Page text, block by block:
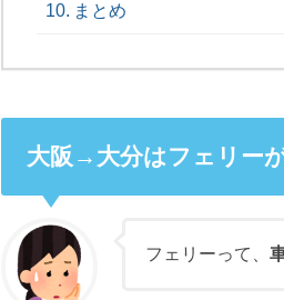
まとめ
大阪→大分はフェリー
フェリーって、